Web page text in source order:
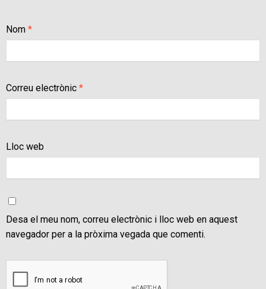
Nom *
Correu electrònic *
Lloc web
Desa el meu nom, correu electrònic i lloc web en aquest
navegador per a la pròxima vegada que comenti.